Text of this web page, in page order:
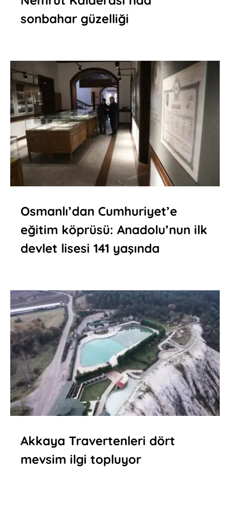
sonbahar güzelliği
Osmanlı’dan Cumhuriyet’e
eğitim köprüsü: Anadolu’nun ilk
devlet lisesi 141 yaşında
Akkaya Travertenleri dört
mevsim ilgi topluyor